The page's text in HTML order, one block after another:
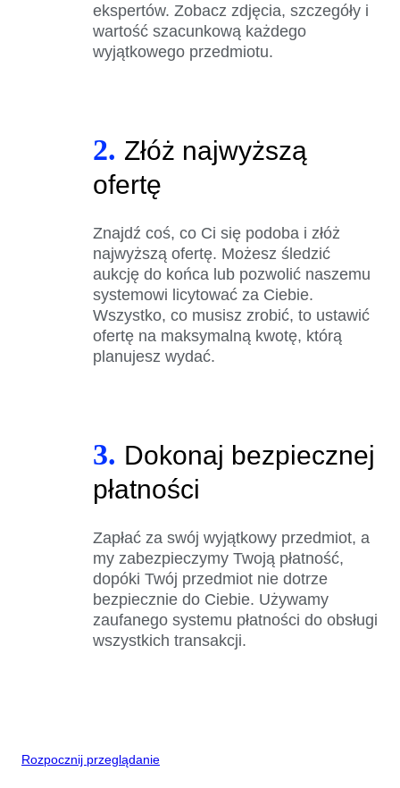
ekspertów. Zobacz zdjęcia, szczegóły i
wartość szacunkową każdego
wyjątkowego przedmiotu.
2. Złóż najwyższą
ofertę
Znajdź coś, co Ci się podoba i złóż
najwyższą ofertę. Możesz śledzić
aukcję do końca lub pozwolić naszemu
systemowi licytować za Ciebie.
Wszystko, co musisz zrobić, to ustawić
ofertę na maksymalną kwotę, którą
planujesz wydać.
3. Dokonaj bezpiecznej
płatności
Zapłać za swój wyjątkowy przedmiot, a
my zabezpieczymy Twoją płatność,
dopóki Twój przedmiot nie dotrze
bezpiecznie do Ciebie. Używamy
zaufanego systemu płatności do obsługi
wszystkich transakcji.
Rozpocznij przeglądanie